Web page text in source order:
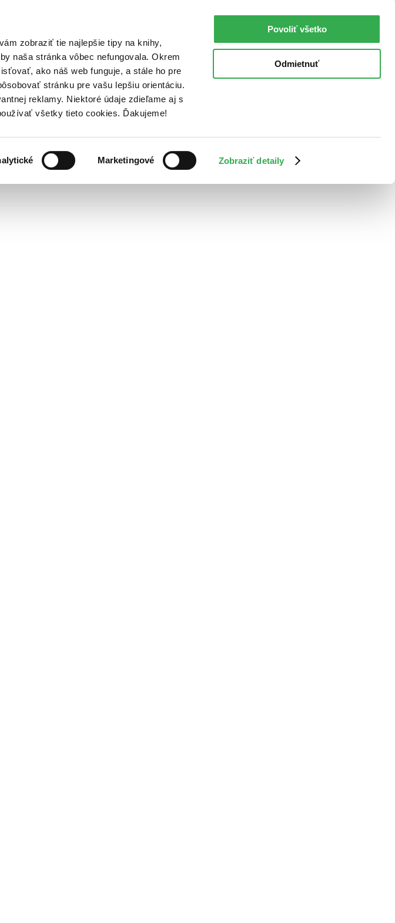
zobraziť tie najlepšie tipy na knihy,
naša stránka vôbec nefungovala. Okrem
ako náš web funguje, a stále ho pre
stránku pre vašu lepšiu orientáciu.
reklamy. Niektoré údaje zdieľame aj s
všetky tieto cookies. Ďakujeme!
Marketingové Zobraziť detaily
Povoliť všetko
Odmietnuť